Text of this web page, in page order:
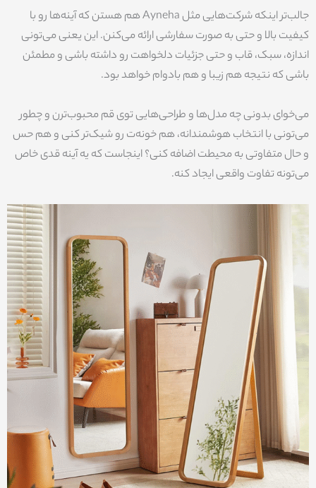
جالب‌تر اینکه شرکت‌هایی مثل Ayneha هم هستن که آینه‌ها رو با
کیفیت بالا و حتی به صورت سفارشی ارائه می‌کنن. این یعنی می‌تونی
اندازه، سبک، قاب و حتی جزئیات دلخواهت رو داشته باشی و مطمئن
باشی که نتیجه هم زیبا و هم بادوام خواهد بود.
می‌خوای بدونی چه مدل‌ها و طراحی‌هایی توی قم محبوب‌ترن و چطور
می‌تونی با انتخاب هوشمندانه، هم خونه‌ت رو شیک‌تر کنی و هم حس
و حال متفاوتی به محیطت اضافه کنی؟ اینجاست که یه آینه قدی خاص
می‌تونه تفاوت واقعی ایجاد کنه.